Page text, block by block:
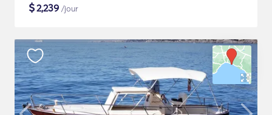
$2,239 /jour